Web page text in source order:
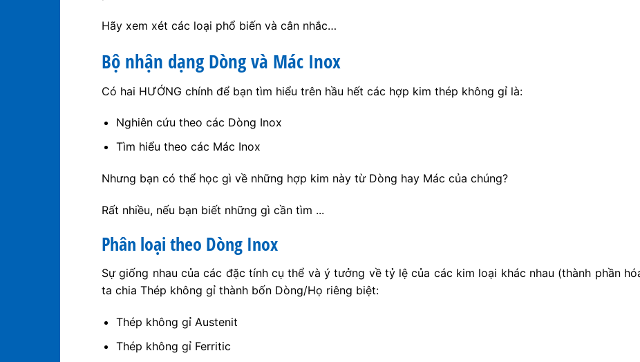
Hãy xem xét các loại phổ biến và cân nhắc…
Bộ nhận dạng Dòng và Mác Inox
Có hai HƯỚNG chính để bạn tìm hiểu trên hầu hết các hợp kim thép không gỉ là:
Nghiên cứu theo các Dòng Inox
Tìm hiểu theo các Mác Inox
Nhưng bạn có thể học gì về những hợp kim này từ Dòng hay Mác của chúng?
Rất nhiều, nếu bạn biết những gì cần tìm ...
Phân loại theo Dòng Inox
Sự giống nhau của các đặc tính cụ thể và ý tưởng về tỷ lệ của các kim loại khác nhau (thành phần
ta chia Thép không gỉ thành bốn Dòng/Họ riêng biệt:
Thép không gỉ Austenit
Thép không gỉ Ferritic